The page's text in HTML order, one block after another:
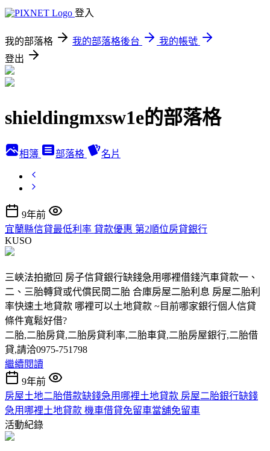
登入
我的部落格 我的部落格後台
我的帳號
登出
shieldingmxsw1e的部落格
相簿 部落格 名片
9年前
宜蘭縣信貸最低利率 貸款優惠 第2順位房貸銀行
KUSO
三峽法拍撤回 房子信貸銀行缺錢急用哪裡借錢汽車貸款一、
二、三胎轉貸或代償民間二胎 合庫房屋二胎利息 房屋二胎利
率快速土地貸款 哪裡可以土地貸款 ~目前哪家銀行個人信貸
條件寬鬆好借?
二胎,二胎房貸,二胎房貸利率,二胎車貸,二胎房屋銀行,二胎借
貸,請洽0975-751798
繼續閱讀
9年前
房屋土地二胎借款缺錢急用哪裡土地貸款 房屋二胎銀行缺錢
急用哪裡土地貸款 機車借貸免留車當舖免留車
活動紀錄